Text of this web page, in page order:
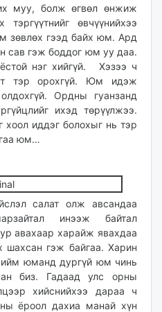
муу, болж өгвөл өнжиж
өвчүүнийхээ
зөвлөх гээд байх юм. Ард
сав гэж боддог юм уу даа.
нэг хийгүй. Хэзээ ч
тэр орохгүй. Юм идэж
Ордны гуанзанд
ихэд төрүүлжээ.
иддэг болохыг нь тэр
юм…
салат олж авсандаа
инээж байтал
авахаар харайж явахдаа
шахсан гэж байгаа. Харин
юманд дургүй юм чинь
биз. Гадаад улс орны
хийснийхээ дараа ч
ёроол дахиа манай хүн